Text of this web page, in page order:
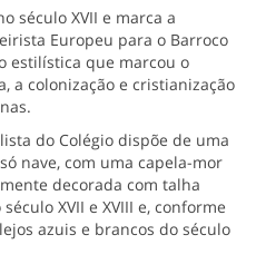
século XVII e marca a
Europeu para o Barroco
estilística que marcou o
a colonização e cristianização
do Colégio dispõe de uma
nave, com uma capela-mor
decorada com talha
XVII e XVIII e, conforme
azuis e brancos do século